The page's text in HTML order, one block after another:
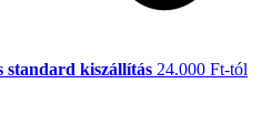
standard kiszállítás 24.000 Ft-tól